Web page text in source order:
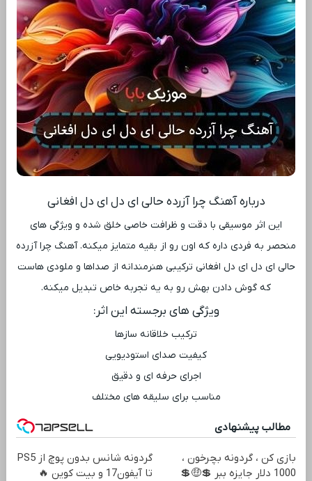
درباره آهنگ چرا آزرده حالی ای دل ای دل افغانی
این اثر موسیقی با دقت و ظرافت خاصی خلق شده و ویژگی ‌های
منحصر به فردی داره که اون رو از بقیه متمایز میکنه. آهنگ چرا آزرده
حالی ای دل ای دل افغانی ترکیبی هنرمندانه از صداها و ملودی ‌هاست
که گوش دادن بهش رو به یه تجربه خاص تبدیل میکنه.
ویژگی ‌های برجسته این اثر:
ترکیب خلاقانه سازها
کیفیت صدای استودیویی
اجرای حرفه ‌ای و دقیق
مناسب برای سلیقه ‌های مختلف
مطالب پیشنهادی
بازی کن ، گردونه بچرخون ،
1000 دلار جایزه ببر 💲🤑💲
گردونه شانس بدون پوچ از PS5
تا آیفون17 و بیت کوین 🔥